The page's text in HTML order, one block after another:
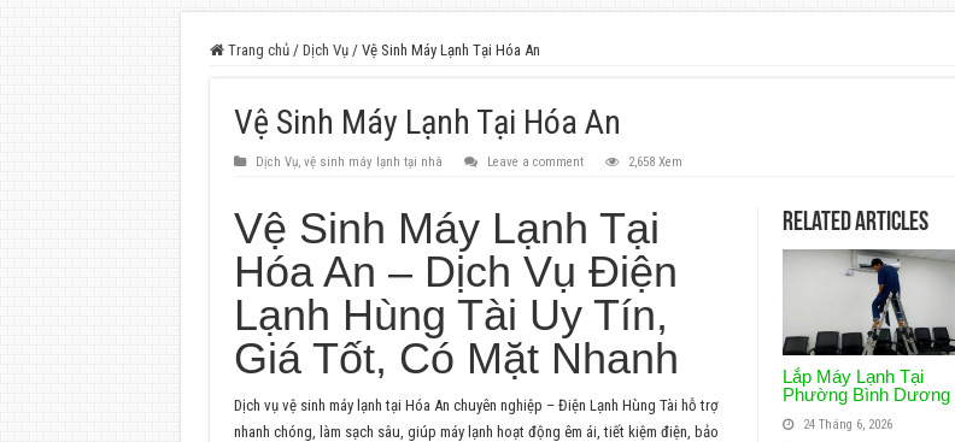
Trang chủ / Dịch Vụ / Vệ Sinh Máy Lạnh Tại Hóa An
Vệ Sinh Máy Lạnh Tại Hóa An
Dịch Vụ, vệ sinh máy lạnh tại nhà Leave a comment 2,658 Xem
Related Articles
Lắp Máy Lạnh Tại
Phường Bình Dương
24 Tháng 6, 2026
Vệ Sinh Máy Lạnh Tại
Hóa An – Dịch Vụ Điện
Lạnh Hùng Tài Uy Tín,
Giá Tốt, Có Mặt Nhanh
Dịch vụ vệ sinh máy lạnh tại Hóa An chuyên nghiệp – Điện Lạnh Hùng Tài hỗ trợ
nhanh chóng, làm sạch sâu, giúp máy lạnh hoạt động êm ái, tiết kiệm điện, bảo